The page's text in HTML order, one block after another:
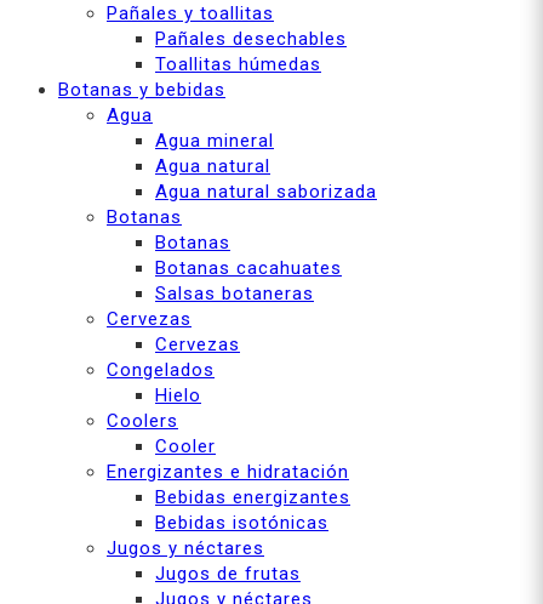
Pañales y toallitas
Pañales desechables
Toallitas húmedas
Botanas y bebidas
Agua
Agua mineral
Agua natural
Agua natural saborizada
Botanas
Botanas
Botanas cacahuates
Salsas botaneras
Cervezas
Cervezas
Congelados
Hielo
Coolers
Cooler
Energizantes e hidratación
Bebidas energizantes
Bebidas isotónicas
Jugos y néctares
Jugos de frutas
Jugos y néctares